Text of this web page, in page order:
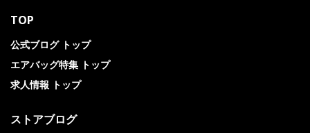
TOP
公式ブログ トップ
エアバッグ特集 トップ
求人情報 トップ
ストアブログ